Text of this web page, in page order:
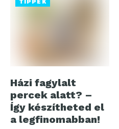
TIPPEK
Házi fagylalt
percek alatt? –
Így készítheted el
a legfinomabban!